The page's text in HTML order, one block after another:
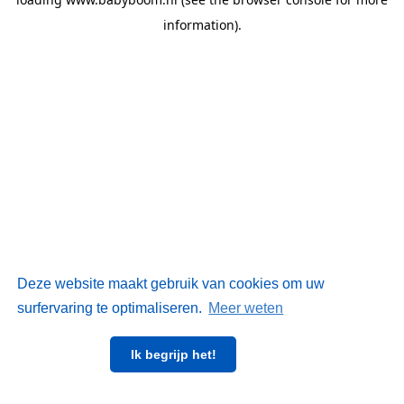
Deze website maakt gebruik van cookies om uw
surfervaring te optimaliseren. Meer weten
Ik begrijp het!
information).